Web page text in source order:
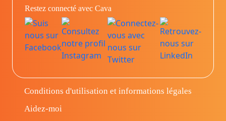
Restez connecté avec Cava
Conditions d'utilisation et informations légales
Aidez-moi